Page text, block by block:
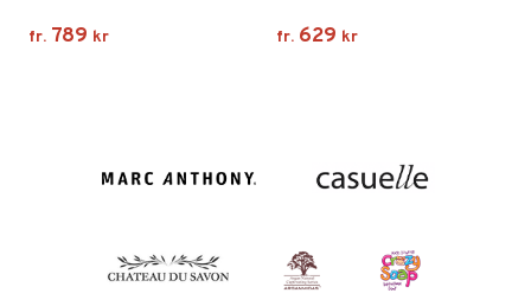
fr. 789 kr fr. 629 kr